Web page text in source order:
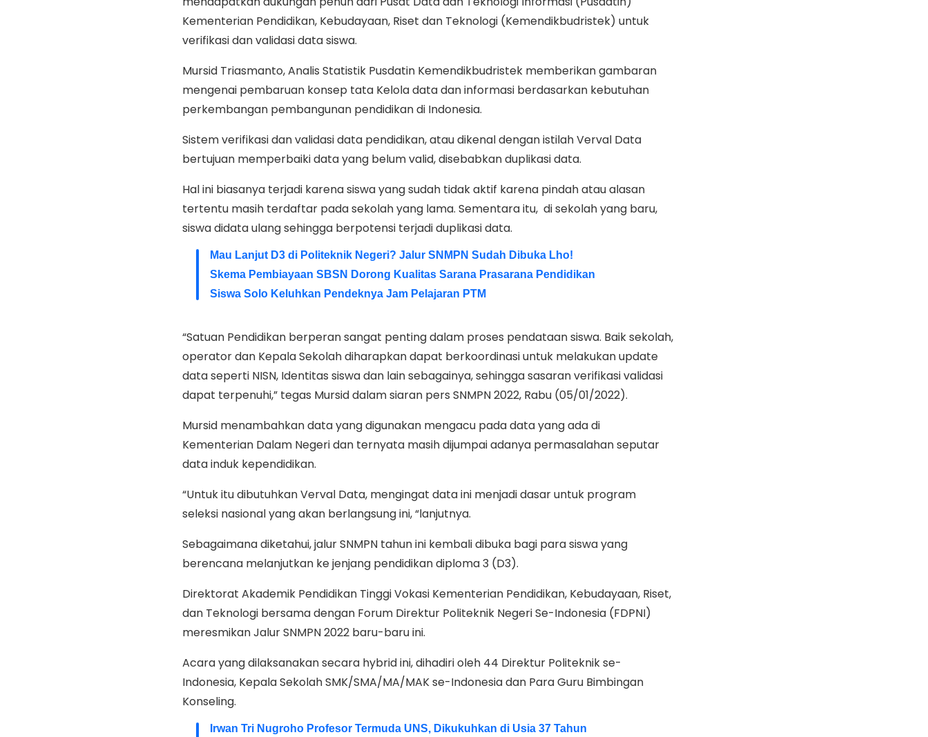
Kementerian Pendidikan, Kebudayaan, Riset dan Teknologi (Kemendikbudristek) untuk
verifikasi dan validasi data siswa.
Mursid Triasmanto, Analis Statistik Pusdatin Kemendikbudristek memberikan gambaran
mengenai pembaruan konsep tata Kelola data dan informasi berdasarkan kebutuhan
perkembangan pembangunan pendidikan di Indonesia.
Sistem verifikasi dan validasi data pendidikan, atau dikenal dengan istilah Verval Data
bertujuan memperbaiki data yang belum valid, disebabkan duplikasi data.
Hal ini biasanya terjadi karena siswa yang sudah tidak aktif karena pindah atau alasan
tertentu masih terdaftar pada sekolah yang lama. Sementara itu, di sekolah yang baru,
siswa didata ulang sehingga berpotensi terjadi duplikasi data.
Mau Lanjut D3 di Politeknik Negeri? Jalur SNMPN Sudah Dibuka Lho!
Skema Pembiayaan SBSN Dorong Kualitas Sarana Prasarana Pendidikan
Siswa Solo Keluhkan Pendeknya Jam Pelajaran PTM
“Satuan Pendidikan berperan sangat penting dalam proses pendataan siswa. Baik sekolah,
operator dan Kepala Sekolah diharapkan dapat berkoordinasi untuk melakukan update
data seperti NISN, Identitas siswa dan lain sebagainya, sehingga sasaran verifikasi validasi
dapat terpenuhi,” tegas Mursid dalam siaran pers SNMPN 2022, Rabu (05/01/2022).
Mursid menambahkan data yang digunakan mengacu pada data yang ada di
Kementerian Dalam Negeri dan ternyata masih dijumpai adanya permasalahan seputar
data induk kependidikan.
“Untuk itu dibutuhkan Verval Data, mengingat data ini menjadi dasar untuk program
seleksi nasional yang akan berlangsung ini, “lanjutnya.
Sebagaimana diketahui, jalur SNMPN tahun ini kembali dibuka bagi para siswa yang
berencana melanjutkan ke jenjang pendidikan diploma 3 (D3).
Direktorat Akademik Pendidikan Tinggi Vokasi Kementerian Pendidikan, Kebudayaan, Riset,
dan Teknologi bersama dengan Forum Direktur Politeknik Negeri Se-Indonesia (FDPNI)
meresmikan Jalur SNMPN 2022 baru-baru ini.
Acara yang dilaksanakan secara hybrid ini, dihadiri oleh 44 Direktur Politeknik se-
Indonesia, Kepala Sekolah SMK/SMA/MA/MAK se-Indonesia dan Para Guru Bimbingan
Konseling.
Irwan Tri Nugroho Profesor Termuda UNS, Dikukuhkan di Usia 37 Tahun